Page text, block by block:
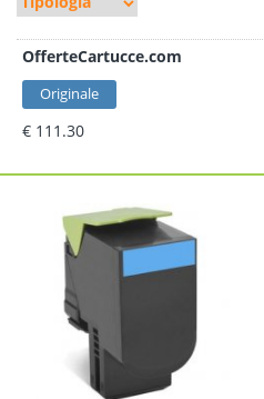
OfferteCartucce.com
Originale
€ 111.30